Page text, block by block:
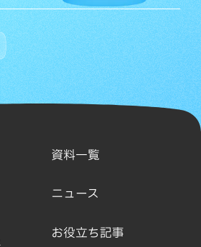
資料一覧
ニュース
お役立ち記事